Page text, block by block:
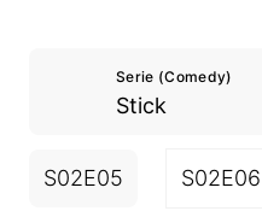
Serie (Comedy)
Stick
S02E05 S02E06